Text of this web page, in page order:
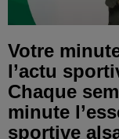
Votre
l’actu
Chaque
minute
sportive